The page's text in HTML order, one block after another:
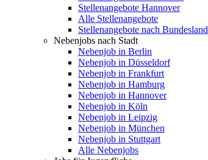
Stellenangebote Hannover
Alle Stellenangebote
Stellenangebote nach Bundesland
Nebenjobs nach Stadt
Nebenjob in Berlin
Nebenjob in Düsseldorf
Nebenjob in Frankfurt
Nebenjob in Hamburg
Nebenjob in Hannover
Nebenjob in Köln
Nebenjob in Leipzig
Nebenjob in München
Nebenjob in Stuttgart
Alle Nebenjobs